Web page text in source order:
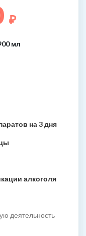
₽
мл
на 3 дня
алкоголя
деятельность